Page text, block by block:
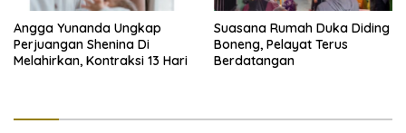
Angga Yunanda Ungkap
Perjuangan Shenina Di
Melahirkan, Kontraksi 13 Hari
Suasana Rumah Duka Diding
Boneng, Pelayat Terus
Berdatangan